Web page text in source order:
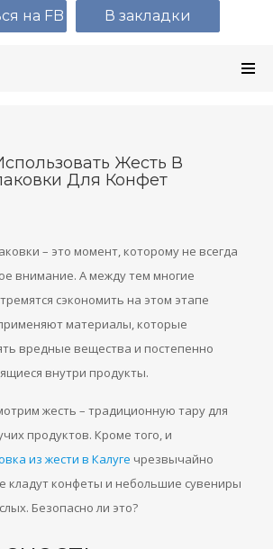
Жесть В
Для Конфет
– это момент, которому не всегда
внимание. А между тем многие
сэкономить на этом этапе
материалы, которые
вредные вещества и постепенно
внутри продукты.
жесть – традиционную тару для
продуктов. Кроме того, и
из жести в Калуге чрезвычайно
кладут конфеты и небольшие сувениры
Безопасно ли это?
на FB В закладки